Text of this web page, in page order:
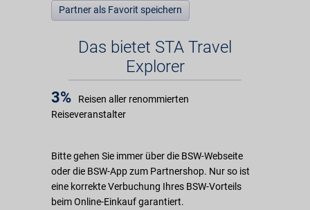
Partner als Favorit speichern
Das bietet STA Travel
Explorer
3%
Reisen aller renommierten
Reiseveranstalter
Bitte gehen Sie immer über die BSW-Webseite
oder die BSW-App zum Partnershop. Nur so ist
eine korrekte Verbuchung Ihres BSW-Vorteils
beim Online-Einkauf garantiert.